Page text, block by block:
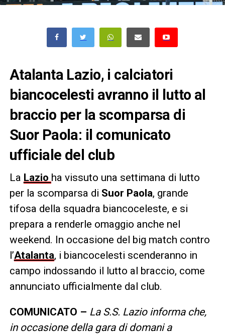
Atalanta Lazio, i calciatori
biancocelesti avranno il lutto al
braccio per la scomparsa di
Suor Paola: il comunicato
ufficiale del club
La Lazio ha vissuto una settimana di lutto
per la scomparsa di Suor Paola, grande
tifosa della squadra biancoceleste, e si
prepara a renderle omaggio anche nel
weekend. In occasione del big match contro
l’Atalanta, i biancocelesti scenderanno in
campo indossando il lutto al braccio, come
annunciato ufficialmente dal club.
COMUNICATO – La S.S. Lazio informa che,
in occasione della gara di domani a